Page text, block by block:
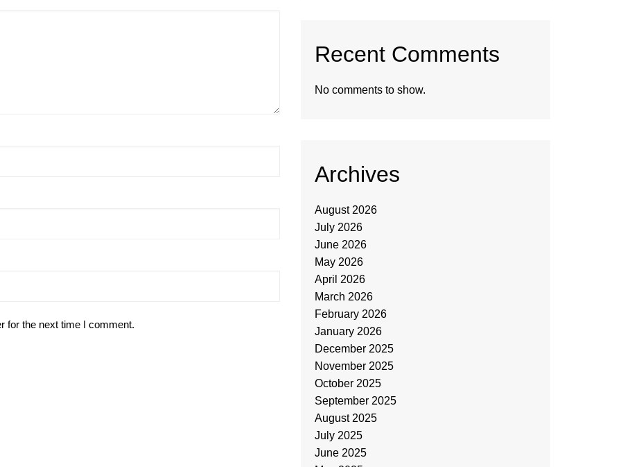
for the next time I comment.
Recent Comments
No comments to show.
Archives
August 2026
July 2026
June 2026
May 2026
April 2026
March 2026
February 2026
January 2026
December 2025
November 2025
October 2025
September 2025
August 2025
July 2025
June 2025